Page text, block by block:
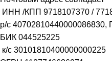
ИНН /КПП 9718107370 /
р/с 40702810440000086830,
БИК 044525225
к/с 30101810400000000225
ОГРН 1187746686071